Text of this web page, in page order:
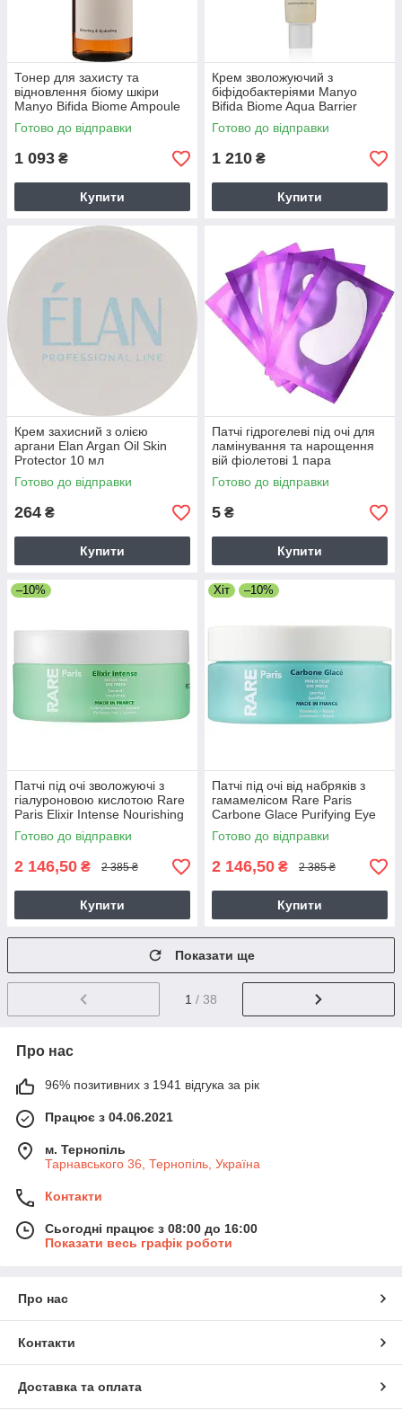
Тонер для захисту та
відновлення біому шкіри
Manyo Bifida Biome Ampoule
Toner 210 мл
Готово до відправки
1 093 ₴
Купити
Крем зволожуючий з
біфідобактеріями Manyo
Bifida Biome Aqua Barrier
Cream 80 мл
Готово до відправки
1 210 ₴
Купити
Крем захисний з олією
аргани Elan Argan Oil Skin
Protector 10 мл
Готово до відправки
264 ₴
Купити
Патчі гідрогелеві під очі для
ламінування та нарощення
вій фіолетові 1 пара
Готово до відправки
5 ₴
Купити
–10%
Патчі під очі зволожуючі з
гіалуроновою кислотою Rare
Paris Elixir Intense Nourishing
Eye Patc 60 шт
Готово до відправки
2 146,50 ₴ 2 385 ₴
Купити
Хіт –10%
Патчі під очі від набряків з
гамамелісом Rare Paris
Carbone Glace Purifying Eye
Patch 60 шт
Готово до відправки
2 146,50 ₴ 2 385 ₴
Купити
Показати ще
1 / 38
Про нас
96% позитивних з 1941 відгука за рік
Працює з 04.06.2021
м. Тернопіль
Тарнавського 36, Тернопіль, Україна
Контакти
Сьогодні працює з 08:00 до 16:00
Показати весь графік роботи
Про нас
Контакти
Доставка та оплата